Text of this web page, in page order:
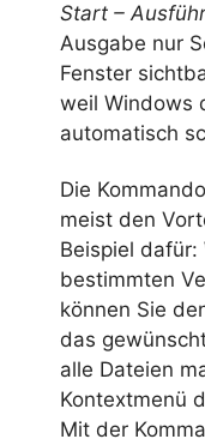
Start –
Ausgabe nur
Fenster
weil Windows
automatisch
Die
meist den
Beispiel dafür:
bestimmten
können Sie
das
alle Dateien
Kontextmenü
Mit der